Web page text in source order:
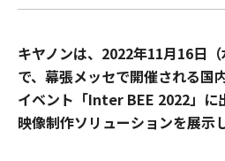
キヤノンは、2022年11月16日
で、幕張メッセで開催される国
イベント「Inter BEE 2022」に
映像制作ソリューションを展示